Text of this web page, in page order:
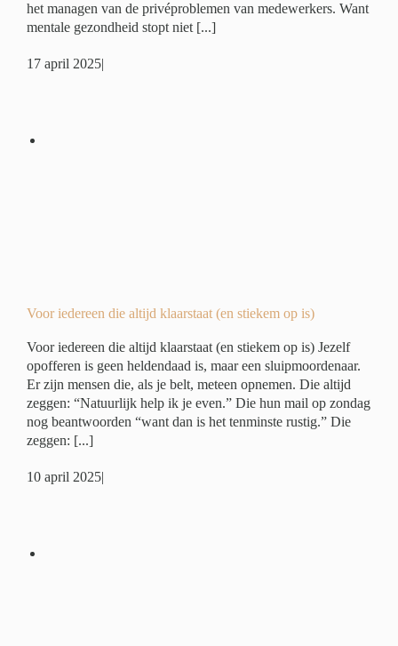
het managen van de privéproblemen van medewerkers. Want
mentale gezondheid stopt niet [...]
17 april 2025|
Voor iedereen die altijd klaarstaat (en stiekem op is)
Voor iedereen die altijd klaarstaat (en stiekem op is) Jezelf
opofferen is geen heldendaad is, maar een sluipmoordenaar.
Er zijn mensen die, als je belt, meteen opnemen. Die altijd
zeggen: “Natuurlijk help ik je even.” Die hun mail op zondag
nog beantwoorden “want dan is het tenminste rustig.” Die
zeggen: [...]
10 april 2025|